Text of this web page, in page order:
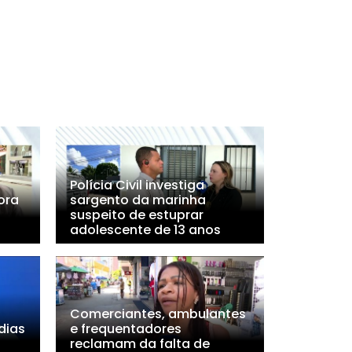
Polícia Civil investiga
sargento da marinha
suspeito de estuprar
adolescente de 13 anos
Comerciantes, ambulantes
e frequentadores
reclamam da falta de